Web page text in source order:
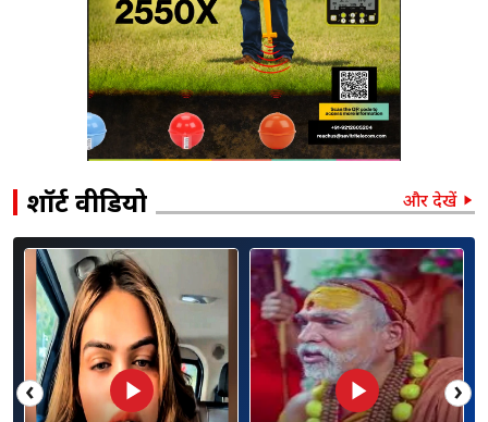
शॉर्ट वीडियो और देखें
‹ ›